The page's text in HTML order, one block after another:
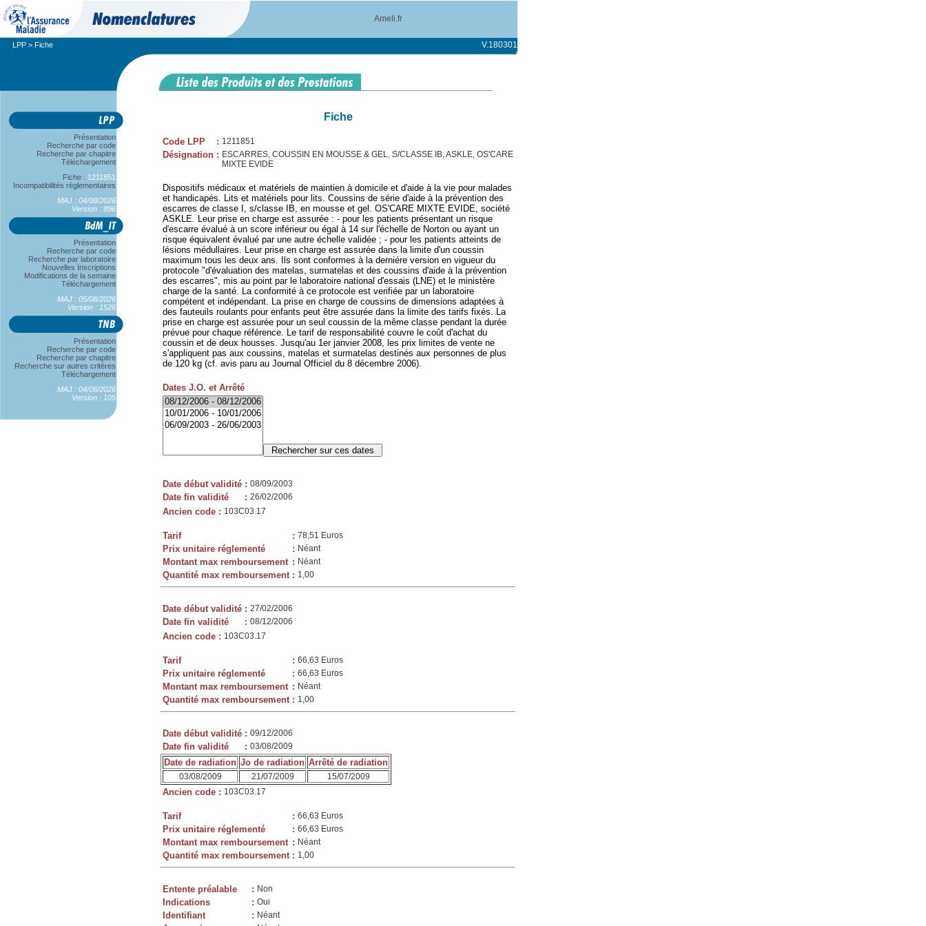
Ameli.fr
LPP > Fiche V.180301
Présentation
Recherche par code
Recherche par chapitre
Téléchargement
Fiche : 1211851
Incompatibilités règlementaires
MAJ : 04/08/2026
Version : 896
Présentation
Recherche par code
Recherche par laboratoire
Nouvelles Inscriptions
Modifications de la semaine
Téléchargement
MAJ : 05/08/2026
Version : 1526
Présentation
Recherche par code
Recherche par chapitre
Recherche sur autres critères
Téléchargement
MAJ : 04/06/2026
Version : 105
Fiche
Code LPP : 1211851
Désignation : ESCARRES, COUSSIN EN MOUSSE & GEL, S/CLASSE IB, ASKLE, OS'CARE
MIXTE EVIDE
Dispositifs médicaux et matériels de maintien à domicile et d'aide à la vie pour malades
et handicapés. Lits et matériels pour lits. Coussins de série d'aide à la prévention des
escarres de classe I, s/classe IB, en mousse et gel. OS'CARE MIXTE EVIDE, société
ASKLE. Leur prise en charge est assurée : - pour les patients présentant un risque
d'escarre évalué à un score inférieur ou égal à 14 sur l'échelle de Norton ou ayant un
risque équivalent évalué par une autre échelle validée ; - pour les patients atteints de
lésions médullaires. Leur prise en charge est assurée dans la limite d'un coussin
maximum tous les deux ans. Ils sont conformes à la derniére version en vigueur du
protocole "d'évaluation des matelas, surmatelas et des coussins d'aide à la prévention
des escarres", mis au point par le laboratoire national d'essais (LNE) et le ministère
charge de la santé. La conformité à ce protocole est verifiée par un laboratoire
compétent et indépendant. La prise en charge de coussins de dimensions adaptées à
des fauteuils roulants pour enfants peut être assurée dans la limite des tarifs fixés. La
prise en charge est assurée pour un seul coussin de la même classe pendant la durée
prévue pour chaque référence. Le tarif de responsabilité couvre le coût d'achat du
coussin et de deux housses. Jusqu'au 1er janvier 2008, les prix limites de vente ne
s'appliquent pas aux coussins, matelas et surmatelas destinés aux personnes de plus
de 120 kg (cf. avis paru au Journal Officiel du 8 décembre 2006).
Dates J.O. et Arrêté
Date début validité : 08/09/2003
Date fin validité : 26/02/2006
Ancien code : 103C03.17
Tarif : 78,51 Euros
Prix unitaire réglementé : Néant
Montant max remboursement : Néant
Quantité max remboursement : 1,00
Date début validité : 27/02/2006
Date fin validité : 08/12/2006
Ancien code : 103C03.17
Tarif : 66,63 Euros
Prix unitaire réglementé : 66,63 Euros
Montant max remboursement : Néant
Quantité max remboursement : 1,00
Date début validité : 09/12/2006
Date fin validité : 03/08/2009
Date de radiation Jo de radiation Arrêté de radiation
03/08/2009 21/07/2009 15/07/2009
Ancien code : 103C03.17
Tarif : 66,63 Euros
Prix unitaire réglementé : 66,63 Euros
Montant max remboursement : Néant
Quantité max remboursement : 1,00
Entente préalable : Non
Indications : Oui
Identifiant : Néant